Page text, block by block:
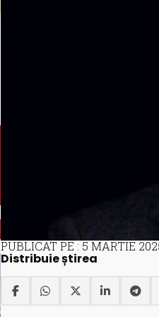
PUBLICAT PE : 5 MARTIE
Distribuie știrea